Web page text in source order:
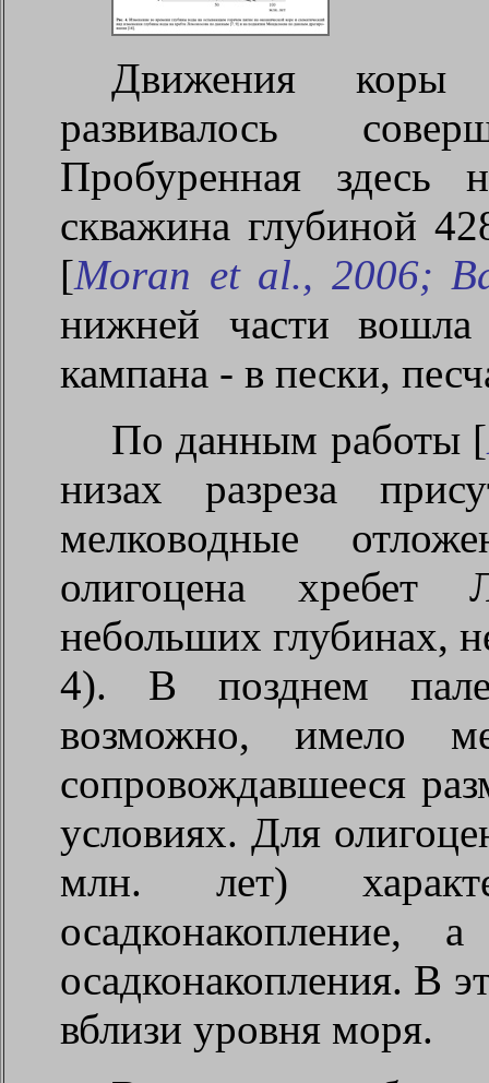
Движения коры
развивалось
Пробуренная
скважина глубиной
[Moran et al., 2006;
нижней части вошла
кампана - в пески,
По данным работы [
низах разреза
мелководные
олигоцена хребет
небольших глубинах,
4). В позднем
возможно, имело
сопровождавшееся
условиях. Для
млн. лет)
осадконакопление,
осадконакопления. В
вблизи уровня моря.